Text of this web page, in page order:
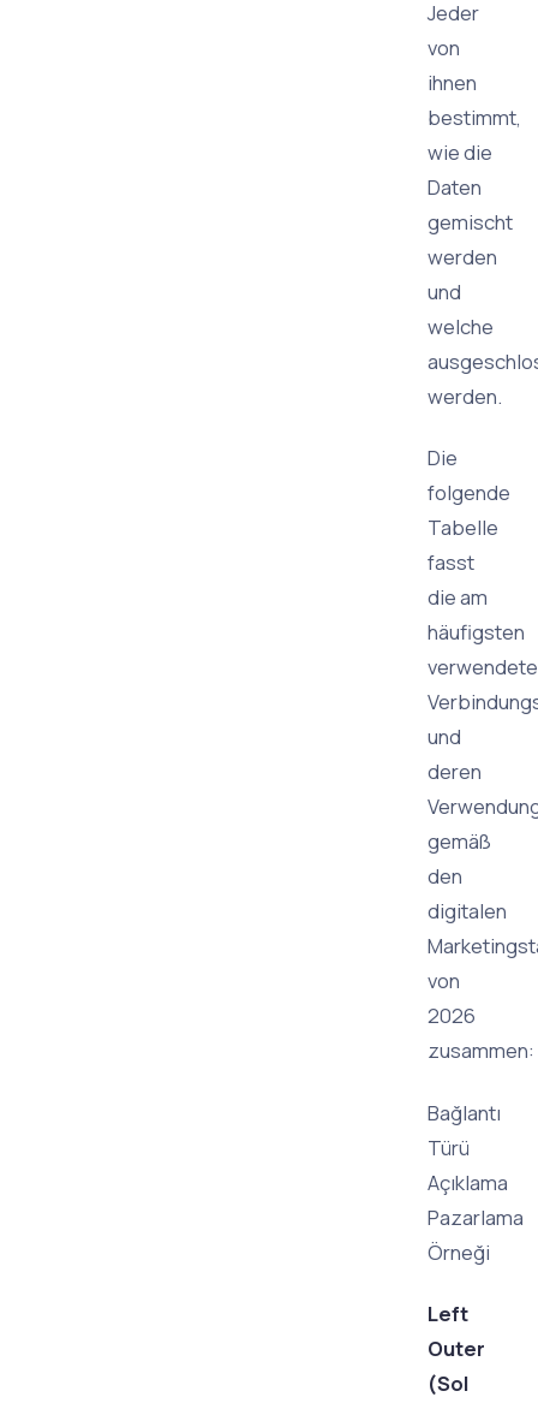
Jeder
von
ihnen
bestimmt,
wie die
Daten
gemischt
werden
und
welche
werden.
Die
folgende
Tabelle
fasst
die am
häufigsten
und
deren
gemäß
den
digitalen
von
2026
zusammen:
Bağlantı
Türü
Açıklama
Pazarlama
Örneği
Left
Outer
(Sol